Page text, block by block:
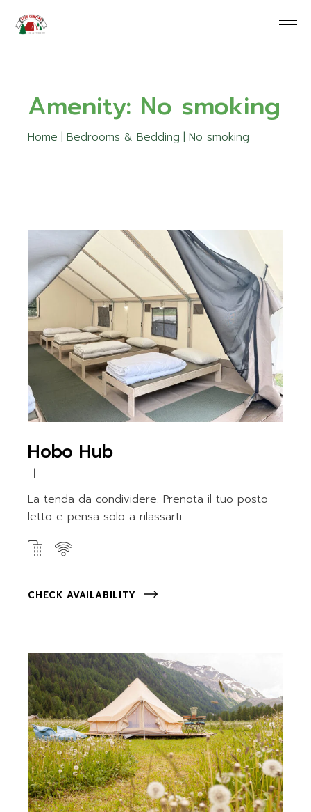
the
content
Amenity: No smoking
Home Bedrooms & Bedding No smoking
Hobo Hub
La tenda da condividere. Prenota il tuo posto
letto e pensa solo a rilassarti.
CHECK AVAILABILITY